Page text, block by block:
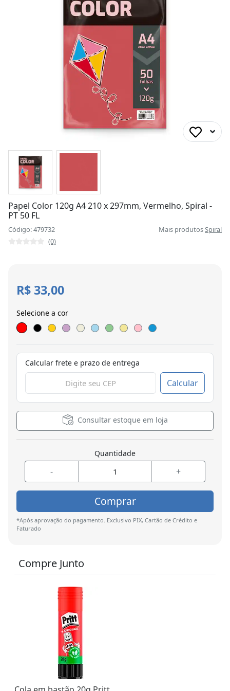
Papel Color 120g A4 210 x 297mm, Vermelho, Spiral -
PT 50 FL
Código: 479732 Mais produtosSpiral
(0)
R$ 33,00
Selecione a cor
Calcular frete e prazo de entrega
Calcular
Consultar estoque em loja
Quantidade
- +
Comprar
*Após aprovação do pagamento. Exclusivo PIX, Cartão de Crédito e
Faturado
Compre Junto